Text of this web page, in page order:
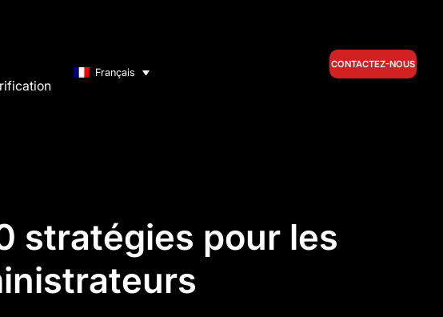
Français
CONTACTEZ-NOUS
stratégies pour les